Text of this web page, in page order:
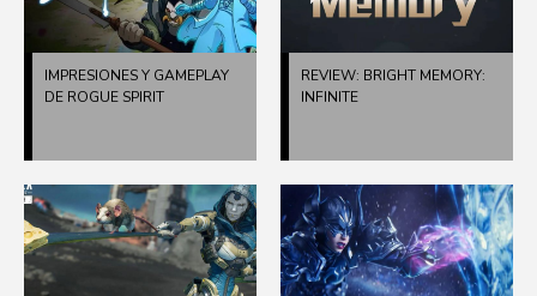
IMPRESIONES Y GAMEPLAY
DE ROGUE SPIRIT
REVIEW: BRIGHT MEMORY:
INFINITE